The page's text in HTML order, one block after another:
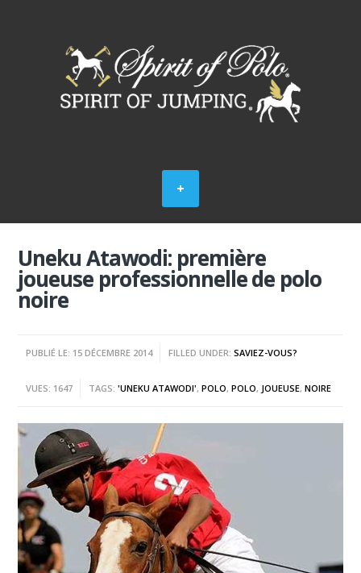
Uneku Atawodi: première
joueuse professionnelle de polo
noire
PUBLIÉ LE: 15 DÉCEMBRE 2014 FILLED UNDER:SAVIEZ-VOUS?
VUES: 1647 TAGS:'UNEKU ATAWODI',POLO,POLO, JOUEUSE,NOIRE